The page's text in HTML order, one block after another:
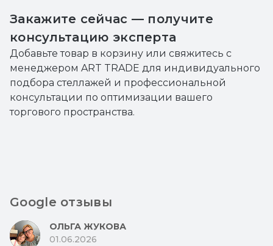
Закажите сейчас — получите
консультацию эксперта
Добавьте товар в корзину или свяжитесь с
менеджером ART TRADE для индивидуального
подбора стеллажей и профессиональной
консультации по оптимизации вашего
торгового пространства.
Google отзывы
ОЛЬГА ЖУКОВА
01.06.2026